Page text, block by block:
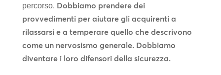
percorso. Dobbiamo prendere dei
provvedimenti per aiutare gli acquirenti a
rilassarsi e a temperare quello che descrivono
come un nervosismo generale. Dobbiamo
diventare i loro difensori della sicurezza.